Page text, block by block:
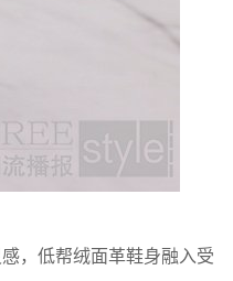
，低帮绒面革鞋身融入受